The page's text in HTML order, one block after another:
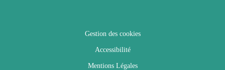
Gestion des cookies
Accessibilité
Mentions Légales